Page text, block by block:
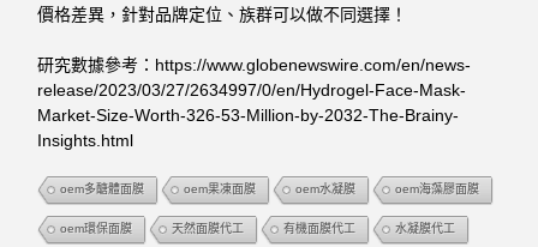
價格差異，針對品牌定位、族群可以做不同選擇！
研究數據參考：https://www.globenewswire.com/en/news-
release/2023/03/27/2634997/0/en/Hydrogel-Face-Mask-
Market-Size-Worth-326-53-Million-by-2032-The-Brainy-
Insights.html
oem多醣體面膜 oem果凍面膜 oem水凝膜 oem海藻膠面膜
oem環保面膜 天然面膜代工 有機面膜代工 水凝膜代工